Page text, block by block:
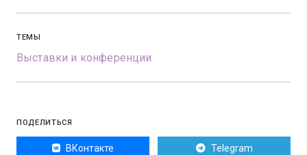
ТЕМЫ
Выставки и конференции
ПОДЕЛИТЬСЯ
ВКонтакте Telegram